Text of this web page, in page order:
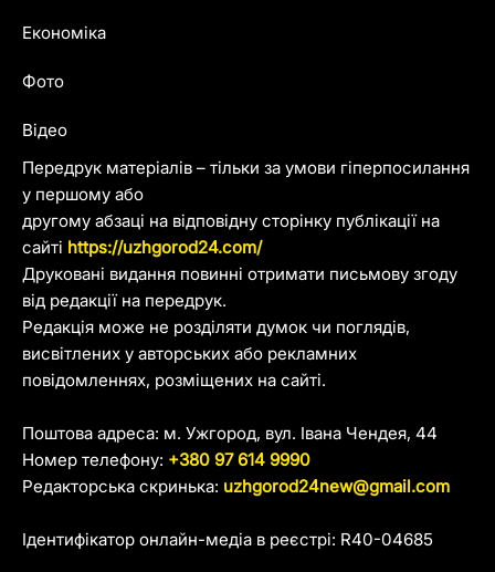
Передрук матеріалів – тільки за умови гіперпосилання
у першому або
другому абзаці на відповідну сторінку публікації на
сайті https://uzhgorod24.com/
Друковані видання повинні отримати письмову згоду
від редакції на передрук.
Редакція може не розділяти думок чи поглядів,
висвітлених у авторських або рекламних
повідомленнях, розміщених на сайті.
Поштова адреса: м. Ужгород, вул. Івана Чендея, 44
Номер телефону: +380 97 614 9990
Редакторська скринька: uzhgorod24new@gmail.com
Ідентифікатор онлайн-медіа в реєстрі: R40-04685
Економіка
Фото
Відео